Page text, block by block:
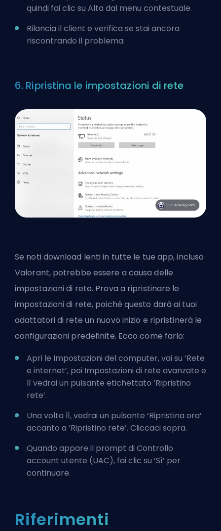
quindi fai clic su Alta dal menu contestuale.
Rilancia il client e verifica se stai ancora
riscontrando il problema.
6. Ripristina le impostazioni di rete
Se noti download lenti in tutte le tue app, incluso
Valorant, potrebbe essere a causa delle
impostazioni di rete. Prova a ripristinare le
impostazioni di rete, poiché questo darà ai tuoi
adattatori di rete un nuovo inizio e ripristinerà le
configurazioni predefinite. Ecco come farlo:
Apri le Impostazioni del computer, vai su ‘Rete
e internet’, poi Impostazioni di rete avanzate e
lì vedrai un pulsante etichettato ‘Ripristino
rete’.
Una volta lì, vedrai un pulsante ‘Ripristina ora’
accanto a ‘Ripristino rete’. Cliccaci sopra.
Quando appare il prompt di Controllo
account utente (UAC), fai clic su ‘Sì’ per
continuare.
Riferimenti